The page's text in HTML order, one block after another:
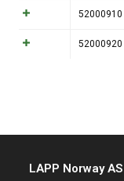
52000910
52000920
LAPP Norway AS